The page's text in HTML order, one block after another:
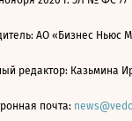
АО «Бизнес Ньюс
редактор: Казьмина
почта: